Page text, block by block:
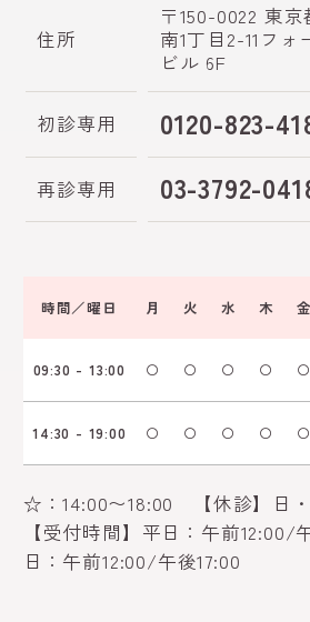
住所
〒150-0022 東
南1丁目2-11フォ
ビル 6F
初診専用 0120-823-
再診専用 03-3792-
時間／曜日 月 火 水 木 金
09:30 - 13:00 〇 〇 〇 〇 〇
14:30 - 19:00 〇 〇 〇 〇 〇
☆：14:00〜18:00 【休診】日
【受付時間】平日：午前
日：午前12:00/午後17:00